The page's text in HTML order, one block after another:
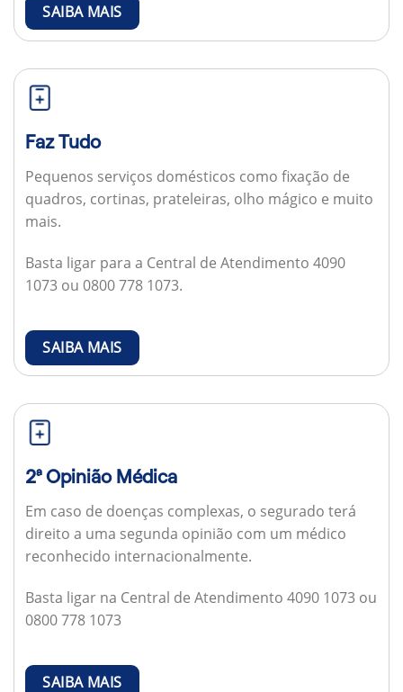
SAIBA MAIS
Faz Tudo
Pequenos serviços domésticos como fixação de
quadros, cortinas, prateleiras, olho mágico e muito
mais.
Basta ligar para a Central de Atendimento 4090
1073 ou 0800 778 1073.
SAIBA MAIS
2ª Opinião Médica
Em caso de doenças complexas, o segurado terá
direito a uma segunda opinião com um médico
reconhecido internacionalmente.
Basta ligar na Central de Atendimento 4090 1073 ou
0800 778 1073
SAIBA MAIS